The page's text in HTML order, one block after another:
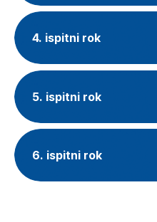
4. ispitni rok
5. ispitni rok
6. ispitni rok